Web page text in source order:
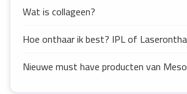
Wat is collageen?
Hoe onthaar ik best? IPL of
Nieuwe must have producten van